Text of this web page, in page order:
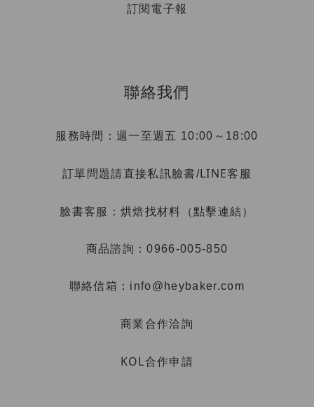
訂閱電子報
聯絡我們
服務時間：週一至週五 10:00～18:00
訂單問題請直接私訊臉書/LINE客服
臉書客服： 烘焙找材料（點擊連結）
商品諮詢：0966-005-850
聯絡信箱：info@heybaker.com
商業合作洽詢
KOL合作申請